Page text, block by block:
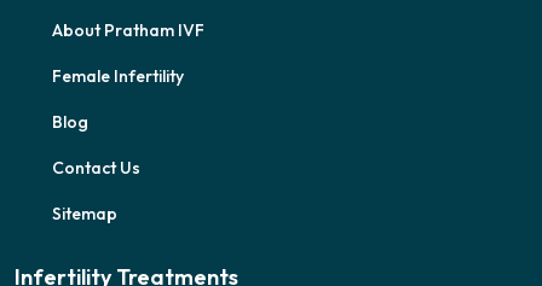
About Pratham IVF
Female Infertility
Blog
Contact Us
Sitemap
Infertility Treatments